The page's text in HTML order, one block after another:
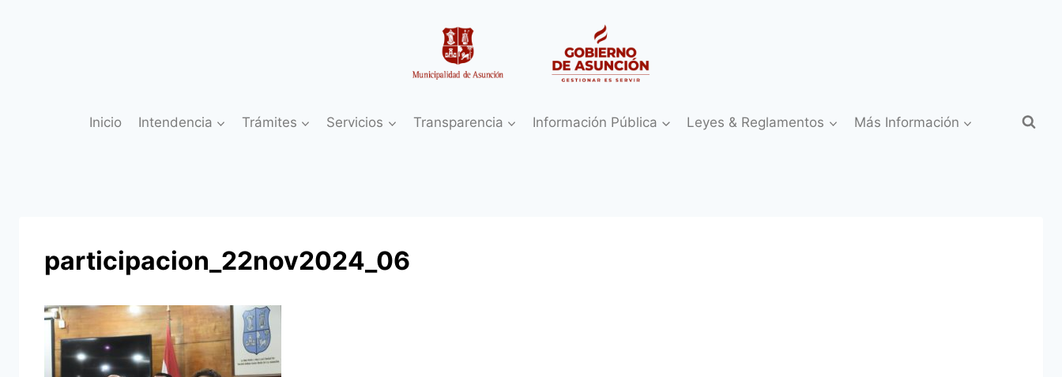
Inicio Intendencia Trámites Servicios Transparencia Información Pública Leyes & Reglamentos Más Información
participacion_22nov2024_06